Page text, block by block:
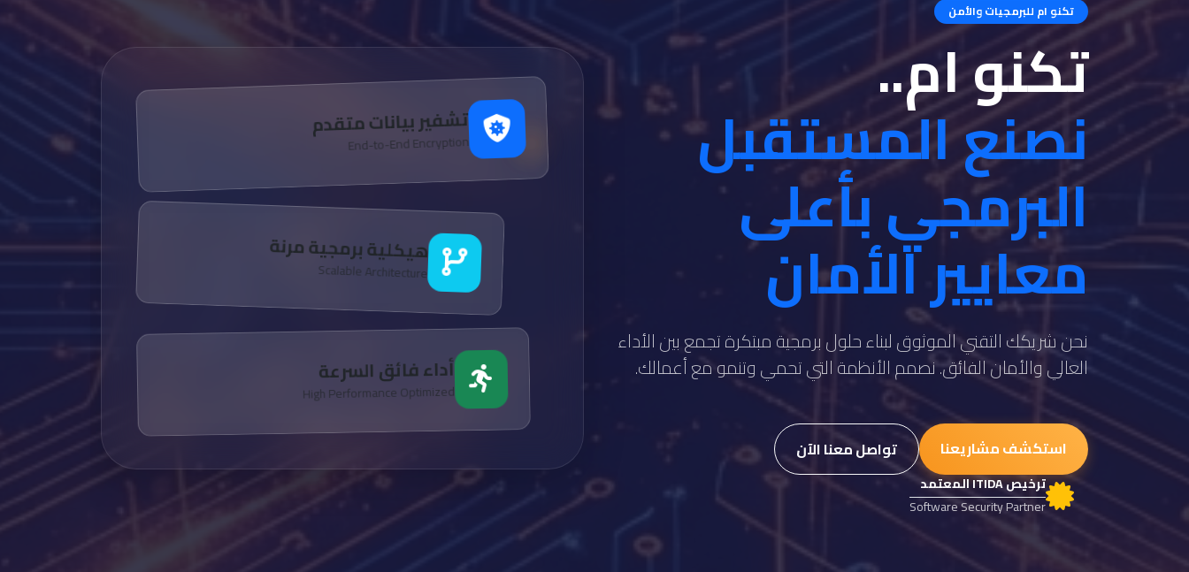
تكنو ام للبرمجيات والأمن
تكنو ام..
نصنع المستقبل
البرمجي بأعلى
معايير الأمان
نحن شريكك التقني الموثوق لبناء حلول برمجية مبتكرة تجمع بين الأداء
العالي والأمان الفائق. نصمم الأنظمة التي تحمي وتنمو مع أعمالك.
استكشف مشاريعنا تواصل معنا الآن
ترخيص ITIDA المعتمد
Software Security Partner
تشفير بيانات متقدم
End-to-End Encryption
هيكلية برمجية مرنة
Scalable Architecture
أداء فائق السرعة
High Performance Optimized